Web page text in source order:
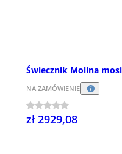
Świecznik Molina
NA ZAMÓWIENIE
zł 2929,08